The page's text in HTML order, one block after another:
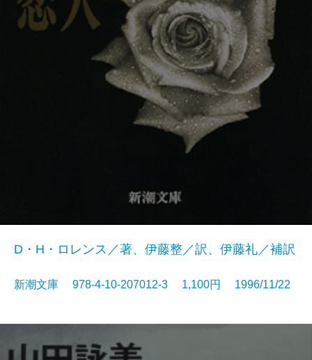
D・H・ロレンス／著、伊藤整／訳、伊藤礼／補訳
新潮文庫 978-4-10-207012-3 1,100円 1996/11/22